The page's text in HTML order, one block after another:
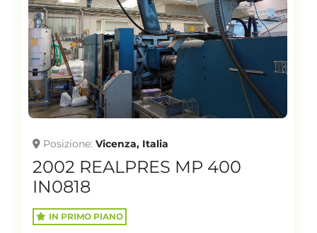
Posizione Vicenza, Italia
2002 REALPRES MP 400
IN0818
IN PRIMO PIANO